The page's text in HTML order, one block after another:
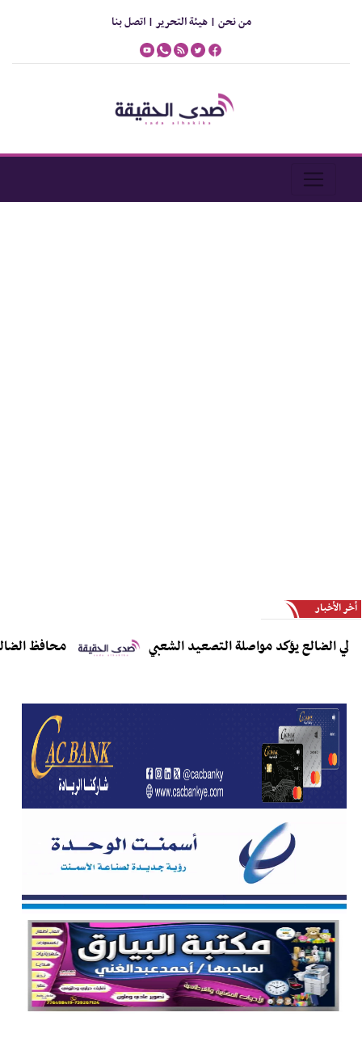
من نحن |هيئة التحرير |اتصل بنا
أخر الأخبار
يؤكد مواصلة التصعيد الشعبي محافظ الضالع